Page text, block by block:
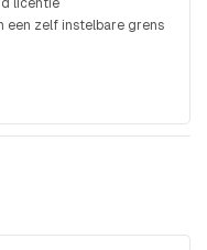
licentie
een zelf instelbare grens